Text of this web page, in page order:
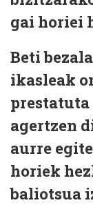
gai horiei
Beti
ikasleak
prestatuta
agertzen
aurre
horiek
baliotsua